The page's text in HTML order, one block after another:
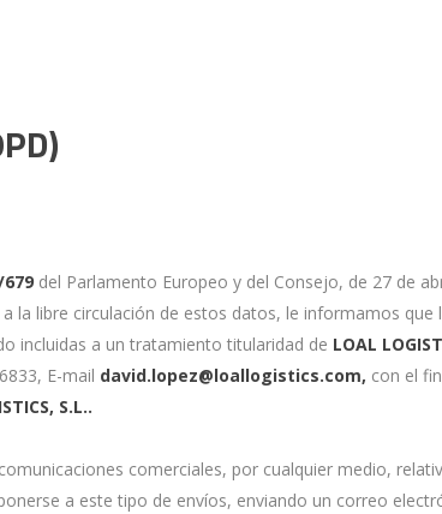
del Parlamento Europeo y del Consejo, de 27 de
la libre circulación de estos datos, le informamos
incluidas a un tratamiento titularidad de LOAL
E-mail david.lopez@loallogistics.com, con el
S.L..
comerciales, por cualquier medio,
a este tipo de envíos, enviando un correo